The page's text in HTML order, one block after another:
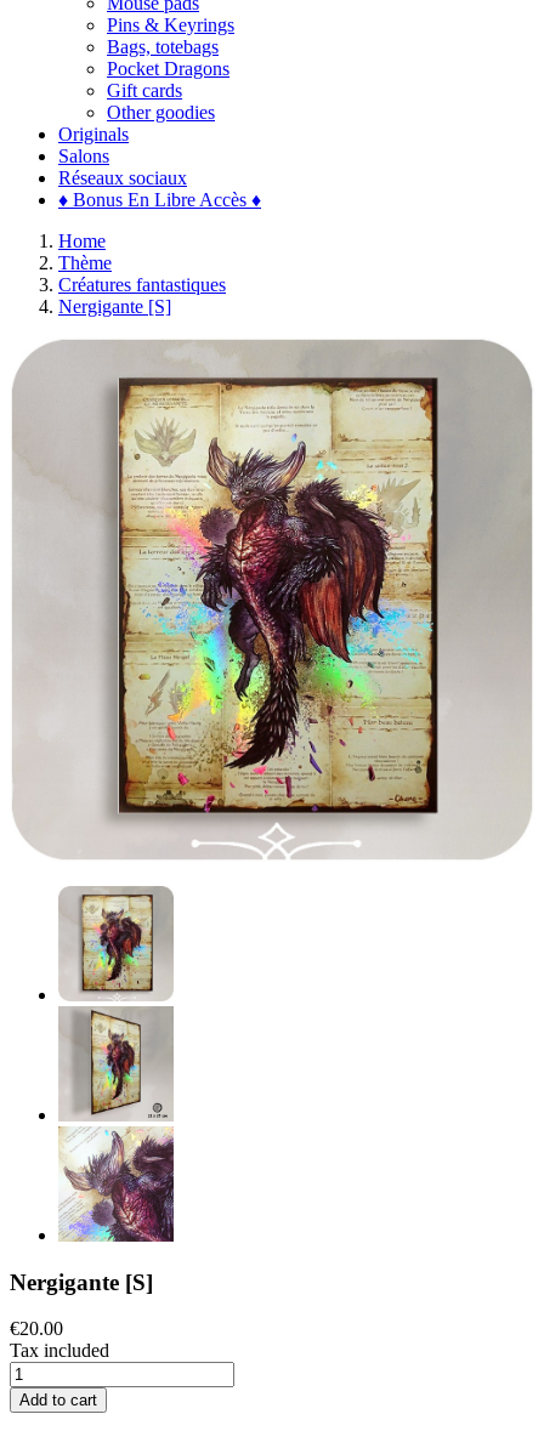
Pins & Keyrings
Bags, totebags
Pocket Dragons
Gift cards
Other goodies
Originals
Salons
Réseaux sociaux
♦ Bonus En Libre Accès ♦
Home
Thème
Créatures fantastiques
Nergigante [S]
Nergigante [S]
€20.00
Tax included
Add to cart